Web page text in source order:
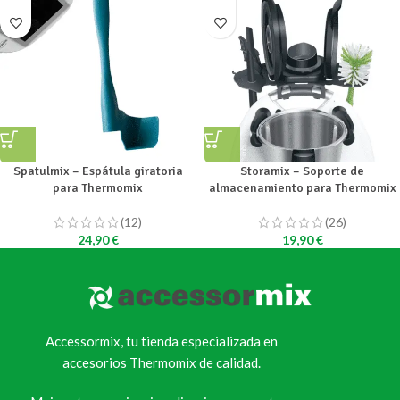
Spatulmix – Espátula giratoria
para Thermomix
(12)
24,90€
Storamix – Soporte de
almacenamiento para Thermomix
(26)
19,90€
Accessormix, tu tienda especializada en
accesorios Thermomix de calidad.